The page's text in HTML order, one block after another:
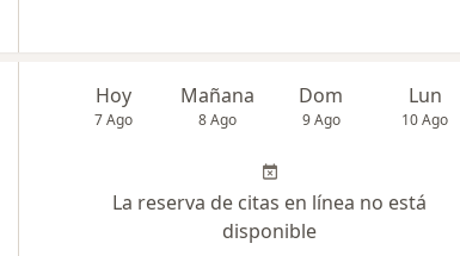
Hoy
7 Ago
Mañana
8 Ago
Dom
9 Ago
Lun
10 Ago
La reserva de citas en línea no está
disponible